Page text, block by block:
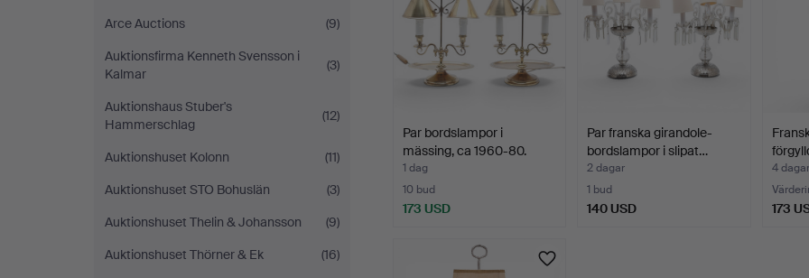
Arce Auctions
(9)
Auktionsfirma Kenneth Svensson i
Kalmar
(3)
Auktionshaus Stuber's
Hammerschlag
(12)
Auktionshuset Kolonn
(11)
Auktionshuset STO Bohuslän
(3)
Auktionshuset Thelin & Johansson
(9)
Auktionshuset Thörner & Ek
(16)
Par bordslampor i
mässing, ca 1960-80.
1 dag
10 bud
173 USD
Par franska girandole-
bordslampor i slipat…
2 dagar
1 bud
140 USD
4 dagar
173